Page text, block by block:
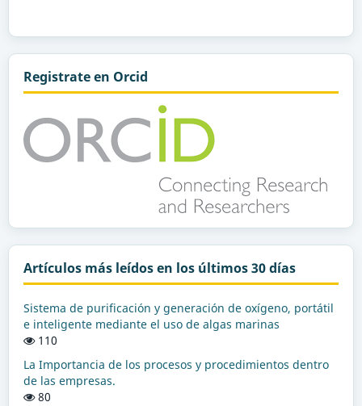
Registrate en Orcid
Artículos más leídos en los últimos 30 días
Sistema de purificación y generación de oxígeno, portátil
e inteligente mediante el uso de algas marinas
110
La Importancia de los procesos y procedimientos dentro
de las empresas.
80